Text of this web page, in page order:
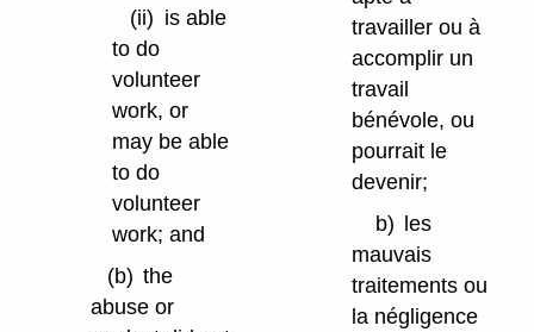
(ii) is able
to do
volunteer
work, or
may be able
to do
volunteer
work; and
(b) the
abuse or
travailler ou à
accomplir un
travail
bénévole, ou
pourrait le
devenir;
b) les
mauvais
traitements ou
la négligence